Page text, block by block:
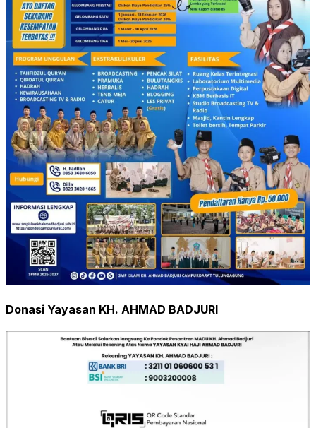
Donasi Yayasan KH. AHMAD BADJURI